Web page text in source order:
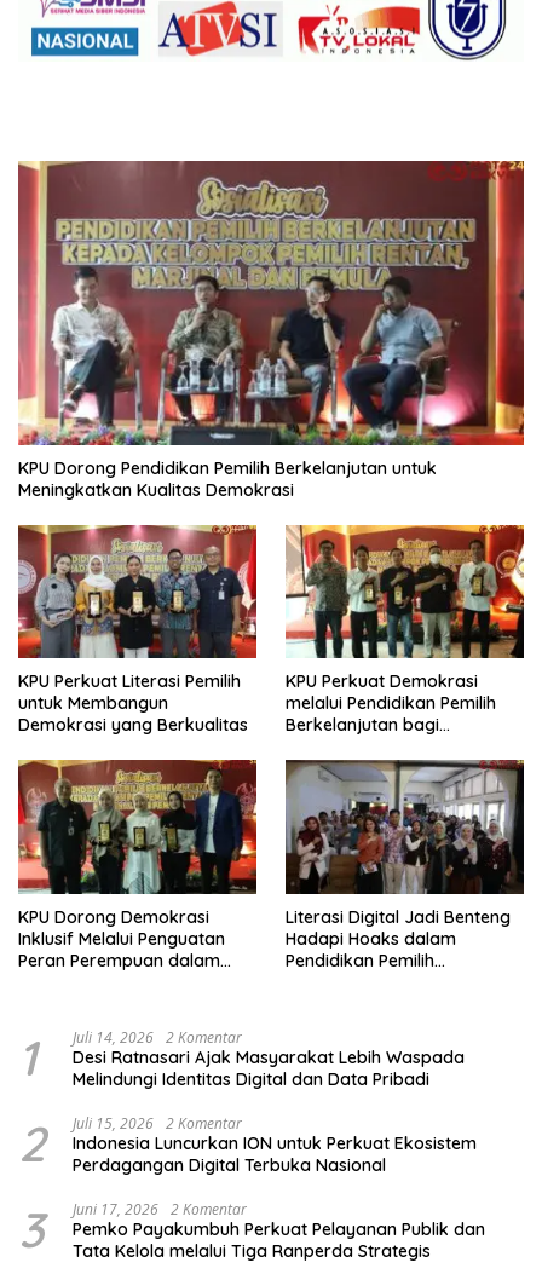
KPU Dorong Pendidikan Pemilih Berkelanjutan untuk
Meningkatkan Kualitas Demokrasi
KPU Perkuat Literasi Pemilih
untuk Membangun
Demokrasi yang Berkualitas
KPU Perkuat Demokrasi
melalui Pendidikan Pemilih
Berkelanjutan bagi
dan Pemula
KPU Dorong Demokrasi
Inklusif Melalui Penguatan
Peran Perempuan dalam
Literasi Digital Jadi Benteng
Hadapi Hoaks dalam
Pendidikan Pemilih
1 Juli 14, 2026 2 Komentar
Desi Ratnasari Ajak Masyarakat Lebih Waspada
Melindungi Identitas Digital dan Data Pribadi
2 Juli 15, 2026 2 Komentar
Indonesia Luncurkan ION untuk Perkuat Ekosistem
Perdagangan Digital Terbuka Nasional
3 Juni 17, 2026 2 Komentar
Pemko Payakumbuh Perkuat Pelayanan Publik dan
Tata Kelola melalui Tiga Ranperda Strategis